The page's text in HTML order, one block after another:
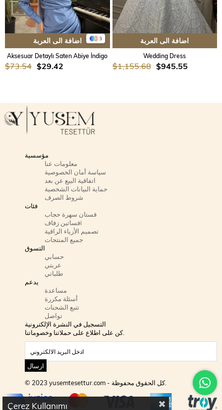
3 اضافة الى العربة
Aksesuar Detaylı Saten Abiye İndigo
$29.42
$73.54
اضافة الى العربة
Wedding Dress
$945.55
$1,155.68
مؤسسية
معلومات عنا
سياسة أمان الخصوصية
اتفاقية البيع عن بعد
حماية البيانات الشخصية
شروط الصرف
فئات
فستان سهرة حجاب
فساتين زفافi
تصميم الأزياء الراقية
جميع المنتجات
التسوق
حسابي
عربتي
طلباتي
يدعم
مساعدة
أسئلة مكررة
تتبع الشحنات
تواصل
التسجيل في النشرة الإلكترونية
كن على اطلاع على حملاتنا وخصوماتنا.
ارسال
© 2023 yusemtesettur.com - كل الحقوق محفوظة.
Çerez Kullanımı